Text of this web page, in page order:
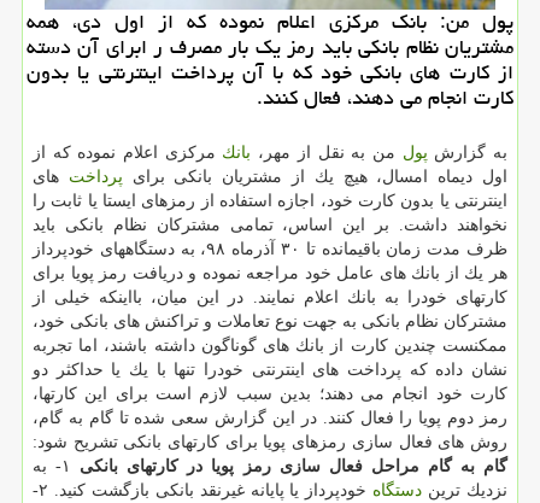
پول من: بانك مركزی اعلام نموده كه از اول دی، همه
مشتریان نظام بانكی باید رمز یك بار مصرف ر ابرای آن دسته
از كارت های بانكی خود كه با آن پرداخت اینترنتی یا بدون
كارت انجام می دهند، فعال كنند.
به گزارش پول من به نقل از مهر، بانك مركزی اعلام نموده كه از
اول دیماه امسال، هیچ یك از مشتریان بانكی برای پرداخت های
اینترنتی یا بدون كارت خود، اجازه استفاده از رمزهای ایستا یا ثابت را
نخواهند داشت. بر این اساس، تمامی مشتركان نظام بانكی باید
ظرف مدت زمان باقیمانده تا ۳۰ آذرماه ۹۸، به دستگاههای خودپرداز
هر یك از بانك های عامل خود مراجعه نموده و دریافت رمز پویا برای
كارتهای خودرا به بانك اعلام نمایند. در این میان، بااینكه خیلی از
مشتركان نظام بانكی به جهت نوع تعاملات و تراكنش های بانكی خود،
ممكنست چندین كارت از بانك های گوناگون داشته باشند، اما تجربه
نشان داده كه پرداخت های اینترنتی خودرا تنها با یك یا حداكثر دو
كارت خود انجام می دهند؛ بدین سبب لازم است برای این كارتها،
رمز دوم پویا را فعال كنند. در این گزارش سعی شده تا گام به گام،
روش های فعال سازی رمزهای پویا برای كارتهای بانكی تشریح شود:
گام به گام مراحل فعال سازی رمز پویا در كارتهای بانكی
۱- به
نزدیك ترین دستگاه
خودپرداز یا پایانه غیرنقد بانكی بازگشت كنید. ۲-